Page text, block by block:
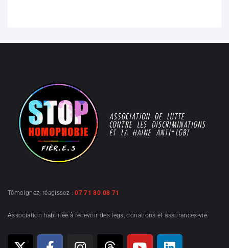
Témoignez, réagissez :07 71 80 08 71
Association habilitée à recevoir des legs, donations et assurances-vie